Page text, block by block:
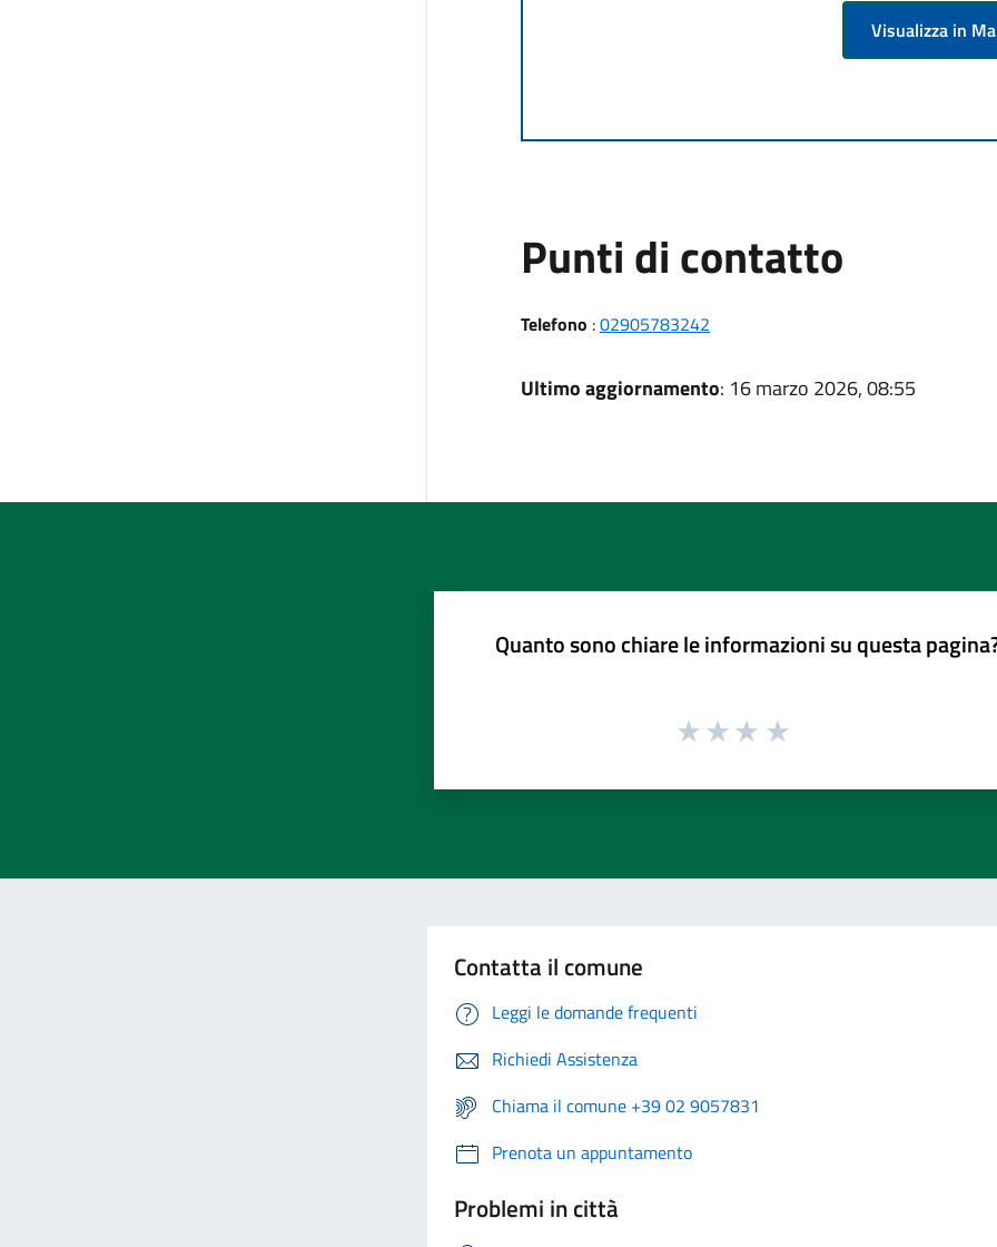
Visualizza in
Punti di contatto
Telefono :02905783242
Ultimo aggiornamento: 16 marzo 2026, 08:55
Quanto sono chiare le informazioni su questa
Contatta il comune
Leggi le domande frequenti
Richiedi Assistenza
Chiama il comune +39 02 9057831
Prenota un appuntamento
Problemi in città